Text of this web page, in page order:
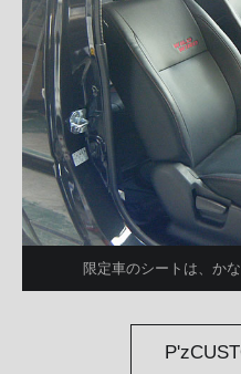
限定車のシートは、か